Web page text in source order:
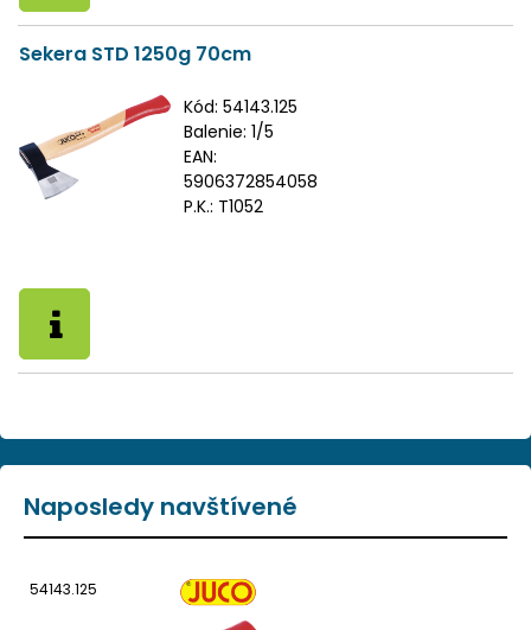
Sekera STD 1250g 70cm
Kód:54143.125
Balenie: 1/5
EAN:
5906372854058
P.K.: T1052
Naposledy navštívené
54143.125